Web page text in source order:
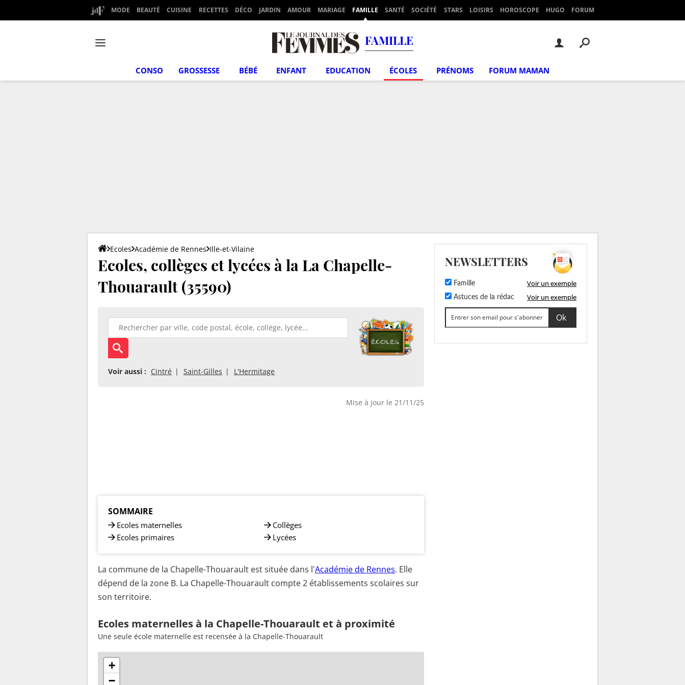
MODE BEAUTÉ CUISINE RECETTES DÉCO JARDIN AMOUR MARIAGE FAMILLE SANTÉ SOCIÉTÉ STARS LOISIRS HOROSCOPE HUGO FORUM
FAMILLE
CONSO GROSSESSE BÉBÉ ENFANT EDUCATION ÉCOLES PRÉNOMS FORUM MAMAN
Ecoles Académie de Rennes Ille-et-Vilaine
Ecoles, collèges et lycées à la La Chapelle-
Thouarault (35590)
Voir aussi : Cintré Saint-Gilles L'Hermitage
Mise à jour le 21/11/25
SOMMAIRE
Ecoles maternelles
Ecoles primaires
Collèges
Lycées
La commune de la Chapelle-Thouarault est située dans l'Académie de Rennes. Elle
dépend de la zone B. La Chapelle-Thouarault compte 2 établissements scolaires sur
son territoire.
Ecoles maternelles à la Chapelle-Thouarault et à proximité
Une seule école maternelle est recensée à la Chapelle-Thouarault
+
−
NEWSLETTERS
Famille Voir un exemple
Astuces de la rédac Voir un exemple